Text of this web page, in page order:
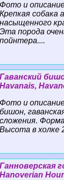
Фото и
Крепкая собака
насыщенного
Эта порода
пойнтера....
Гаванский
Havanais,
Фото и
бишон,
сложения.
Высота в холке
Ганноверская
Hanoverian